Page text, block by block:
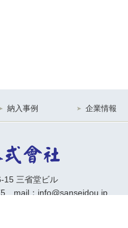
納入事例 企業情報
15 三省堂ビル
mail：info@sanseidou.jp